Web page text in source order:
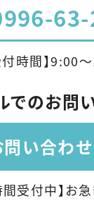
付時間】9:00
でのお問
問い合わせ
間受付中】お